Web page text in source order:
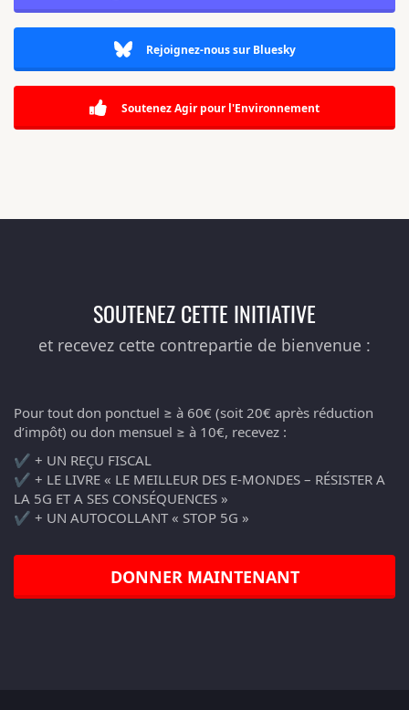
Rejoignez-nous sur Bluesky
Soutenez Agir pour l'Environnement
SOUTENEZ CETTE INITIATIVE
et recevez cette contrepartie de bienvenue :
Pour tout don ponctuel ≥ à 60€ (soit 20€ après réduction
d’impôt) ou don mensuel ≥ à 10€, recevez :
✔️ + UN REÇU FISCAL
✔️ + LE LIVRE « LE MEILLEUR DES E-MONDES – RÉSISTER A
LA 5G ET A SES CONSÉQUENCES »
✔️ + UN AUTOCOLLANT « STOP 5G »
DONNER MAINTENANT